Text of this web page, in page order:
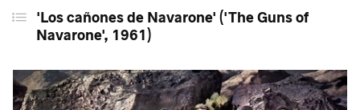
'Los cañones de Navarone' ('The Guns of
Navarone', 1961)